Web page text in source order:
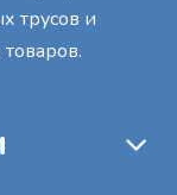
трусов и